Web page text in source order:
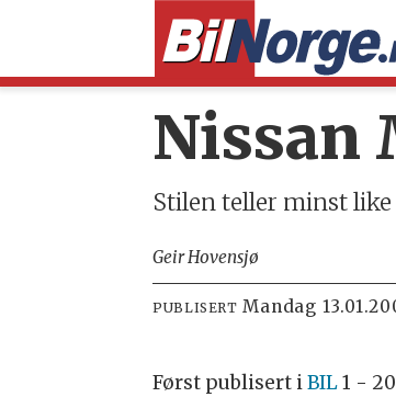
Nissan
Stilen teller minst
Geir Hovensjø
PUBLISERT mandag
Først publisert iBIL1 -